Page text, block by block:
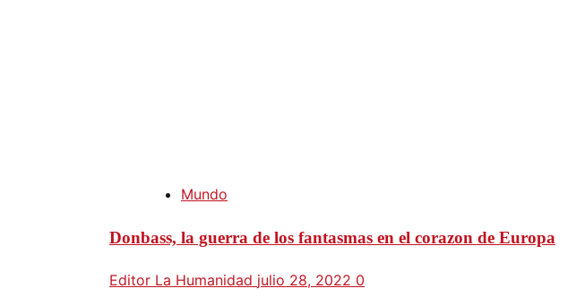
Mundo
Donbass, la guerra de los fantasmas en el corazon de Europa
Editor La Humanidad julio 28, 2022 0